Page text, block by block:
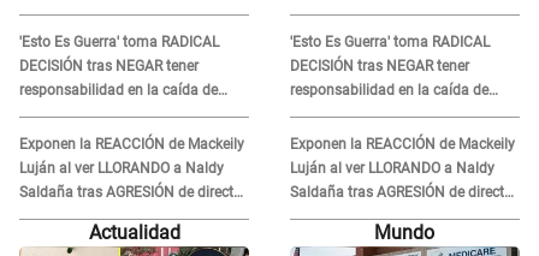
'Esto Es Guerra' toma RADICAL
DECISIÓN tras NEGAR tener
responsabilidad en la caída de
Kevin Díaz desde 8 metros de
altura
Exponen la REACCIÓN de Mackeily
Luján al ver LLORANDO a Naldy
Saldaña tras AGRESIÓN de director
de 'La Bella Luz': Esto hizo
'Esto Es Guerra' toma RADICAL
DECISIÓN tras NEGAR tener
responsabilidad en la caída de
Kevin Díaz desde 8 metros de
altura
Exponen la REACCIÓN de Mackeily
Luján al ver LLORANDO a Naldy
Saldaña tras AGRESIÓN de director
de 'La Bella Luz': Esto hizo
Actualidad Mundo